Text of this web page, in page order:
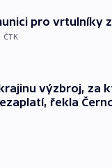
pro vrtulníky
ČTK
výzbroj, za
řekla